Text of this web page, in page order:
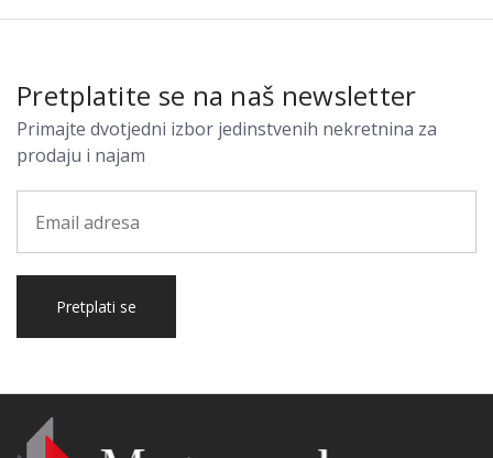
Pretplatite se na naš newsletter
Primajte dvotjedni izbor jedinstvenih nekretnina za
prodaju i najam
Pretplati se